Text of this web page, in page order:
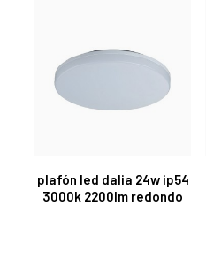
plafón led dalia 24w ip54
3000k 2200lm redondo